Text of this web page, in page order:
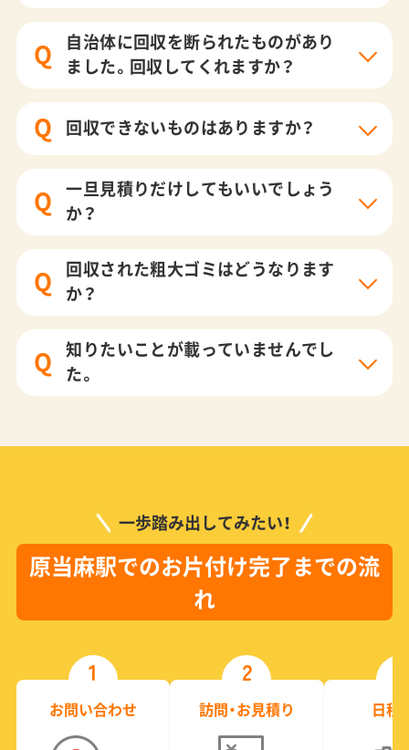
Q
自治体に回収を断られたものがあり
ました。回収してくれますか？
Q 回収できないものはありますか？
Q
一旦見積りだけしてもいいでしょう
か？
Q
回収された粗大ゴミはどうなります
か？
Q
知りたいことが載っていませんでし
た。
一歩踏み出してみたい！
原当麻駅でのお片付け完了までの流
れ
1
お問い合わせ
2
訪問・お見積り 日程